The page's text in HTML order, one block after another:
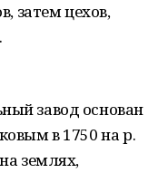
затем цехов,
завод основан
в 1750 на р.
землях,